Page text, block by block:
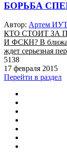
БОРЬБА
Автор: Артем
КТО СТОИТ ЗА
И ФСКН? В
ждет серьезная
5138
17 февраля 2015
Перейти в раздел